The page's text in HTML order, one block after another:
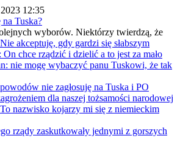
12:35
na Tuska?
wyborów. Niektórzy twierdzą, że
akceptuję, gdy gardzi się słabszym
chce rządzić i dzielić a to jest za mało
nie mogę wybaczyć panu Tuskowi, że tak
nie zagłosuję na Tuska i PO
dla naszej tożsamości narodowej
nazwisko kojarzy mi się z niemieckim
rządy zaskutkowały jednymi z gorszych